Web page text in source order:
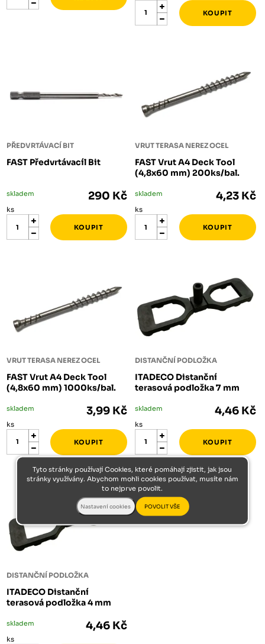
PŘEDVRTÁVACÍ BIT
FAST Předvrtávacíl Bit
skladem 290 Kč
ks
VRUT TERASA NEREZ OCEL
FAST Vrut A4 Deck Tool
(4,8x60 mm) 200ks/bal.
skladem 4,23 Kč
ks
VRUT TERASA NEREZ OCEL
FAST Vrut A4 Deck Tool
(4,8x60 mm) 1000ks/bal.
skladem 3,99 Kč
ks
DISTANČNÍ PODLOŽKA
ITADECO Distanční
terasová podložka 7 mm
skladem 4,46 Kč
ks
DISTANČNÍ PODLOŽKA
ITADECO Distanční
terasová podložka 4 mm
skladem 4,46 Kč
ks
Tyto stránky používají Cookies, které pomáhají zjistit, jak jsou
stránky využívány. Abychom mohli cookies používat, musíte nám
to nejprve povolit.